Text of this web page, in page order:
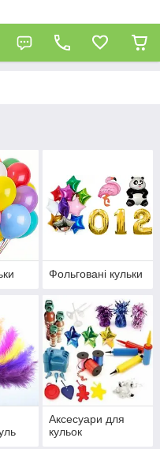
Фольговані кульки
Аксесуари для
кульок